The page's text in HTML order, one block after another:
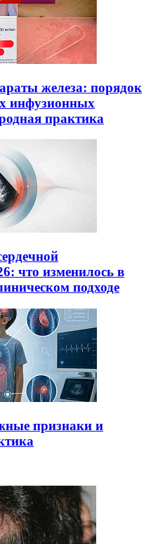
железа: порядок
инфузионных
практика
что изменилось в
подходе
признаки и